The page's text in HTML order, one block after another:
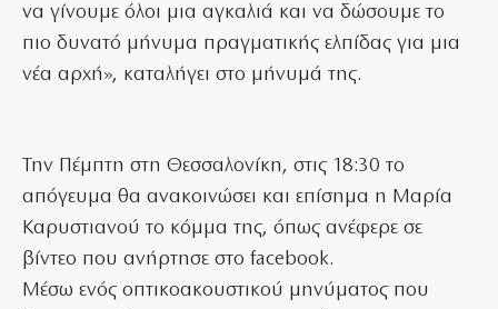
να γίνουμε όλοι μια αγκαλιά και να δώσουμε το
πιο δυνατό μήνυμα πραγματικής ελπίδας για μια
νέα αρχή», καταλήγει στο μήνυμά της.
Την Πέμπτη στη Θεσσαλονίκη, στις 18:30 το
απόγευμα θα ανακοινώσει και επίσημα η Μαρία
Καρυστιανού το κόμμα της, όπως ανέφερε σε
βίντεο που ανήρτησε στο facebook.
Μέσω ενός οπτικοακουστικού μηνύματος που